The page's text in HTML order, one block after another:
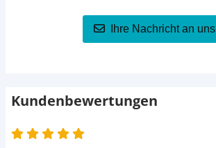
Ihre Nachricht an uns
Kundenbewertungen
5 von 5